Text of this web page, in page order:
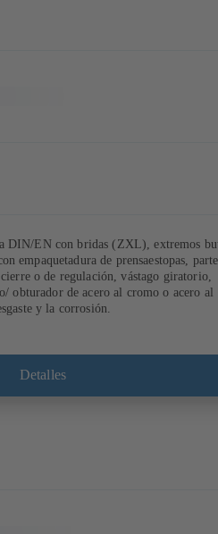
DIN/EN con bridas (ZXL), extremos
empaquetadura de prensaestopas, parte
o de regulación, vástago giratorio,
obturador de acero al cromo o acero al
y la corrosión.
Detalles